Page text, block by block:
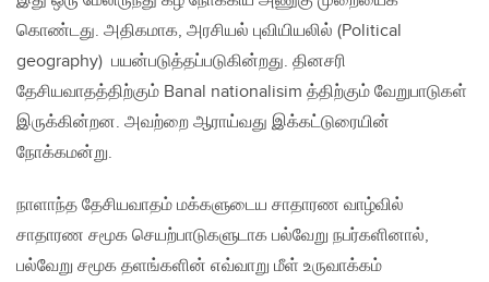
கொண்டது. அதிகமாக, அரசியல் புவியியலில் (Political
geography) பயன்படுத்தப்படுகின்றது. தினசரி
தேசியவாதத்திற்கும் Banal nationalisim த்திற்கும் வேறுபாடுகள்
இருக்கின்றன. அவற்றை ஆராய்வது இக்கட்டுரையின்
நோக்கமன்று.
நாளாந்த தேசியவாதம் மக்களுடைய சாதாரண வாழ்வில்
சாதாரண சமூக செயற்பாடுகளுடாக பல்வேறு நபர்களினால்,
பல்வேறு சமூக தளங்களின் எவ்வாறு மீள் உருவாக்கம்